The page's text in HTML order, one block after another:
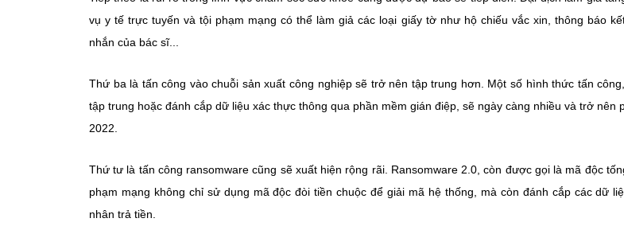
vụ y tế trực tuyến và tội phạm mạng có thể làm giả các loại giấy tờ như hộ chiếu vắc xin, thông báo
nhắn của bác sĩ...
Thứ ba là tấn công vào chuỗi sản xuất công nghiệp sẽ trở nên tập trung hơn. Một số hình thức tấn
tập trung hoặc đánh cắp dữ liệu xác thực thông qua phần mềm gián điệp, sẽ ngày càng nhiều và trở nên
2022.
Thứ tư là tấn công ransomware cũng sẽ xuất hiện rộng rãi. Ransomware 2.0, còn được gọi là mã độc
phạm mạng không chỉ sử dụng mã độc đòi tiền chuộc để giải mã hệ thống, mà còn đánh cắp các dữ
nhân trả tiền.